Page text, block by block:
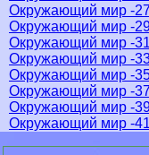
Окружающий мир -27
Окружающий мир -
Окружающий мир -31
Окружающий мир -
Окружающий мир -
Окружающий мир -37
Окружающий мир -
Окружающий мир -41